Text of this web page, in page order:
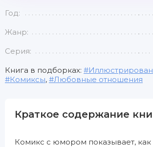
Год:
Жанр:
Серия:
Книга в подборках:
Комиксы, Любовные отношения
Краткое содержание
Комикс с юмором показывает, как